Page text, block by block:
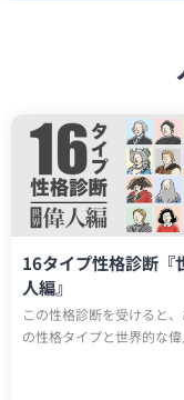
16タイプ性格診断『
人編』
この性格診断を受けると
の性格タイプと世界的な